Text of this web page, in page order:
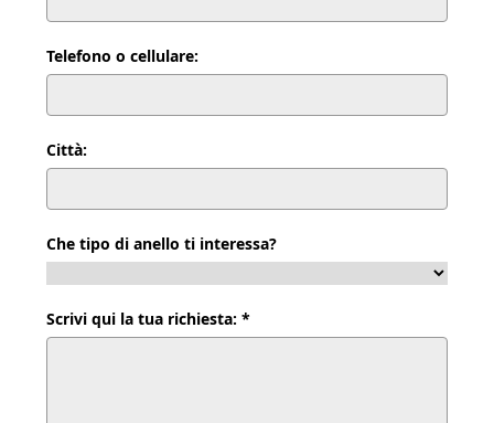
Telefono o cellulare:
Città:
Che tipo di anello ti interessa?
Scrivi qui la tua richiesta: *